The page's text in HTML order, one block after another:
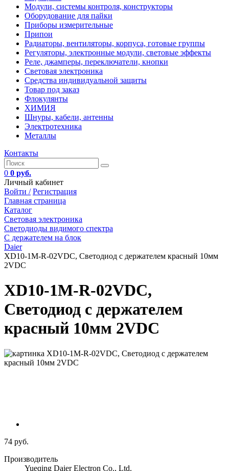
Модули, системы контроля, конструкторы
Оборудование для пайки
Приборы измерительные
Припои
Радиаторы, вентиляторы, корпуса, готовые группы
Регуляторы, электронные модули, световые эффекты
Реле, джамперы, переключатели, кнопки
Световая электроника
Средства индивидуальной защиты
Товар под заказ
Флокулянты
ХИМИЯ
Шнуры, кабели, антенны
Электротехника
Металлы
Контакты
0 0 руб.
Личный кабинет
Войти / Регистрация
Главная страница
Каталог
Световая электроника
Светодиоды видимого спектра
C держателем на блок
Daier
XD10-1M-R-02VDC, Светодиод с держателем красный 10мм
2VDC
XD10-1M-R-02VDC,
Светодиод с держателем
красный 10мм 2VDC
74 руб.
Производитель
Yueqing Daier Electron Co., Ltd.